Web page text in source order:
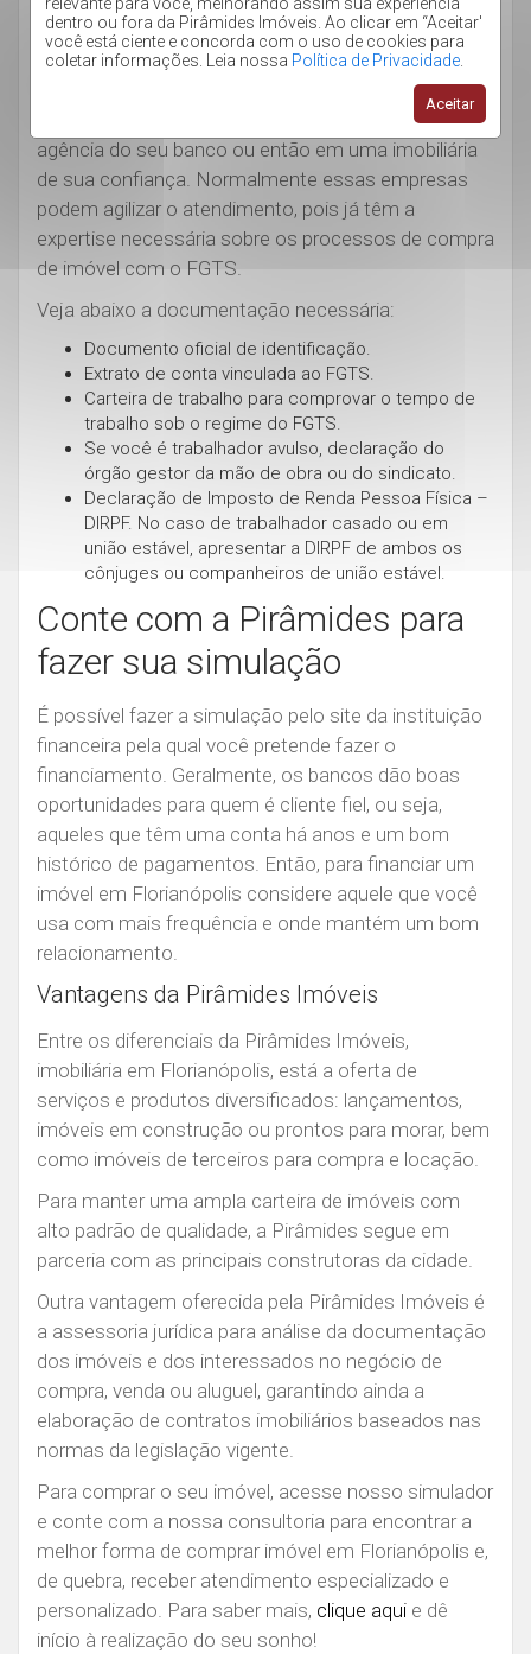
dentro ou fora da Pirâmides Imóveis. Ao clicar em “Aceitar'
você está ciente e concorda com o uso de cookies para
coletar informações. Leia nossa Política de Privacidade
Aceitar
primeiro passo para você saber como usar FGTS
para compra de imóvel em Florianópolis.
Caso ainda não tenha utilizado o seu FGTS no
contrato, reúna a documentação e entregue na
agência do seu banco ou então em uma imobiliária
de sua confiança. Normalmente essas empresas
podem agilizar o atendimento, pois já têm a
expertise necessária sobre os processos de compra
de imóvel com o FGTS.
Veja abaixo a documentação necessária:
Documento oficial de identificação.
Extrato de conta vinculada ao FGTS.
Carteira de trabalho para comprovar o tempo de
trabalho sob o regime do FGTS.
Se você é trabalhador avulso, declaração do
órgão gestor da mão de obra ou do sindicato.
Declaração de Imposto de Renda Pessoa Física –
DIRPF. No caso de trabalhador casado ou em
união estável, apresentar a DIRPF de ambos os
cônjuges ou companheiros de união estável.
Conte com a Pirâmides para
fazer sua simulação
É possível fazer a simulação pelo site da instituição
financeira pela qual você pretende fazer o
financiamento. Geralmente, os bancos dão boas
oportunidades para quem é cliente fiel, ou seja,
aqueles que têm uma conta há anos e um bom
histórico de pagamentos. Então, para financiar um
imóvel em Florianópolis considere aquele que você
usa com mais frequência e onde mantém um bom
relacionamento.
Vantagens da Pirâmides Imóveis
Entre os diferenciais da Pirâmides Imóveis,
imobiliária em Florianópolis, está a oferta de
serviços e produtos diversificados: lançamentos,
imóveis em construção ou prontos para morar, bem
como imóveis de terceiros para compra e locação.
Para manter uma ampla carteira de imóveis com
alto padrão de qualidade, a Pirâmides segue em
parceria com as principais construtoras da cidade.
Outra vantagem oferecida pela Pirâmides Imóveis é
a assessoria jurídica para análise da documentação
dos imóveis e dos interessados no negócio de
compra, venda ou aluguel, garantindo ainda a
elaboração de contratos imobiliários baseados nas
normas da legislação vigente.
Para comprar o seu imóvel, acesse nosso simulador
e conte com a nossa consultoria para encontrar a
melhor forma de comprar imóvel em Florianópolis e,
de quebra, receber atendimento especializado e
personalizado. Para saber mais, clique aqui e dê
início à realização do seu sonho!